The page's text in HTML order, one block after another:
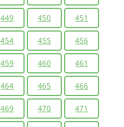
449 450 451
454 455 456
459 460 461
464 465 466
469 470 471